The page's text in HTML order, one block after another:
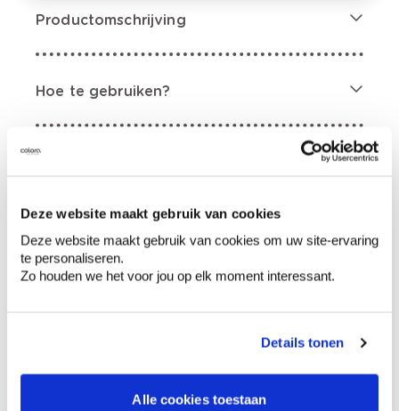
Deze website maakt gebruik van cookies
Deze website maakt gebruik van cookies om uw site-ervaring
te personaliseren.
Zo houden we het voor jou op elk moment interessant.
Details tonen
Alle cookies toestaan
Productomschrijving
Hoe te gebruiken?
Etiketinformatie
Gevarenaanduidingen
Bevat koolwaterstoffen, C9-C11, n-alkanen,